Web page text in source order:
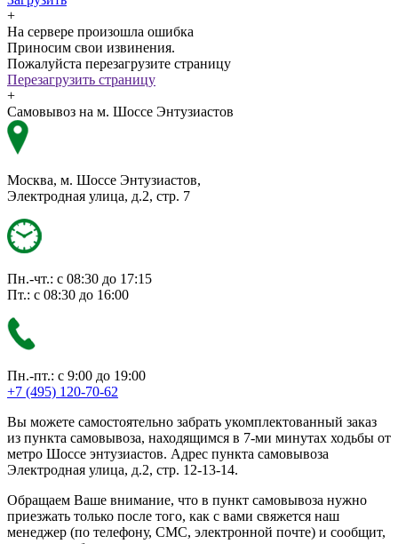
+
На сервере произошла ошибка
Приносим свои извинения.
Пожалуйста перезагрузите страницу
Перезагрузить страницу
+
Самовывоз на м. Шоссе Энтузиастов
Москва, м. Шоссе Энтузиастов,
Электродная улица, д.2, стр. 7
Пн.-чт.: с 08:30 до 17:15
Пт.: с 08:30 до 16:00
Пн.-пт.: с 9:00 до 19:00
+7 (495) 120-70-62
Вы можете самостоятельно забрать укомплектованный заказ
из пункта самовывоза, находящимся в 7-ми минутах ходьбы от
метро Шоссе энтузиастов. Адрес пункта самовывоза
Электродная улица, д.2, стр. 12-13-14.
Обращаем Ваше внимание, что в пункт самовывоза нужно
приезжать только после того, как с вами свяжется наш
менеджер (по телефону, СМС, электронной почте) и сообщит,